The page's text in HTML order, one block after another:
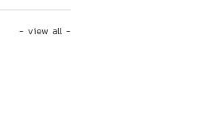
- view all -